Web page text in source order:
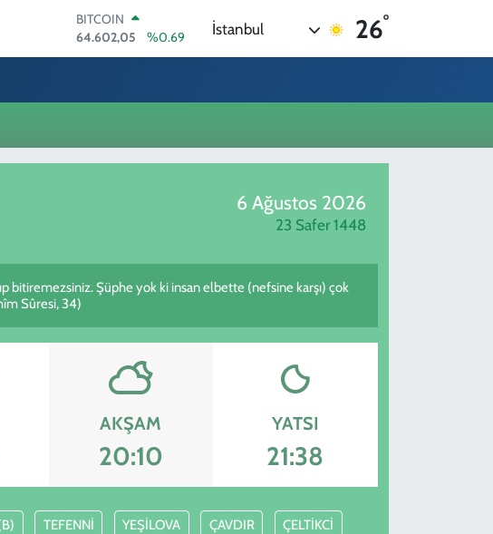
BITCOIN
64.602,05
%0.69
DOLAR
64,2438
%0.21
GRAM ALTIN
İstanbul 26°
6 Ağustos 2026
23 Safer 1448
bitiremezsiniz. Şüphe yok ki insan elbette (nefsine karşı) çok
Sûresi, 34)
AKŞAM
20:10
YATSI
21:38
TEFENNİ YEŞİLOVA ÇAVDIR ÇELTİKCİ